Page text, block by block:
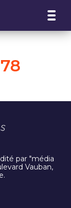
par "média
Vauban,